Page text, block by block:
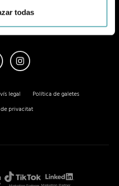
todas
33
- Spain
legal
Política de galetes
privacitat